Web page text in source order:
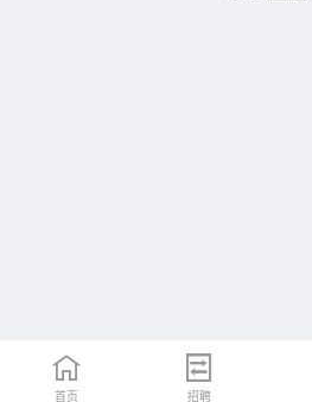
首页 招聘